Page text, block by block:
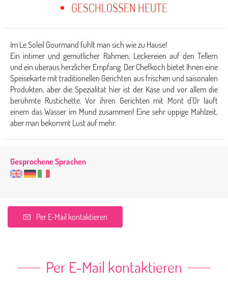
GESCHLOSSEN HEUTE
Im Le Soleil Gourmand fühlt man sich wie zu Hause!
Ein intimer und gemütlicher Rahmen, Leckereien auf den Tellern
und ein überaus herzlicher Empfang. Der Chefkoch bietet Ihnen eine
Speisekarte mit traditionellen Gerichten aus frischen und saisonalen
Produkten, aber die Spezialität hier ist der Käse und vor allem die
berühmte Rustichette. Vor ihren Gerichten mit Mont d'Or läuft
einem das Wasser im Mund zusammen! Eine sehr üppige Mahlzeit,
aber man bekommt Lust auf mehr.
Gesprochene Sprachen
Per E-Mail kontaktieren
Per E-Mail kontaktieren